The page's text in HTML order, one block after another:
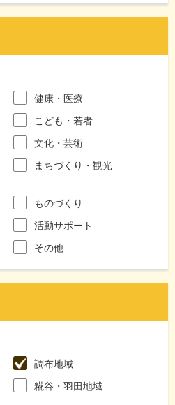
健康・医療
こども・若者
文化・芸術
まちづくり・観光
ものづくり
活動サポート
その他
調布地域
糀谷・羽田地域